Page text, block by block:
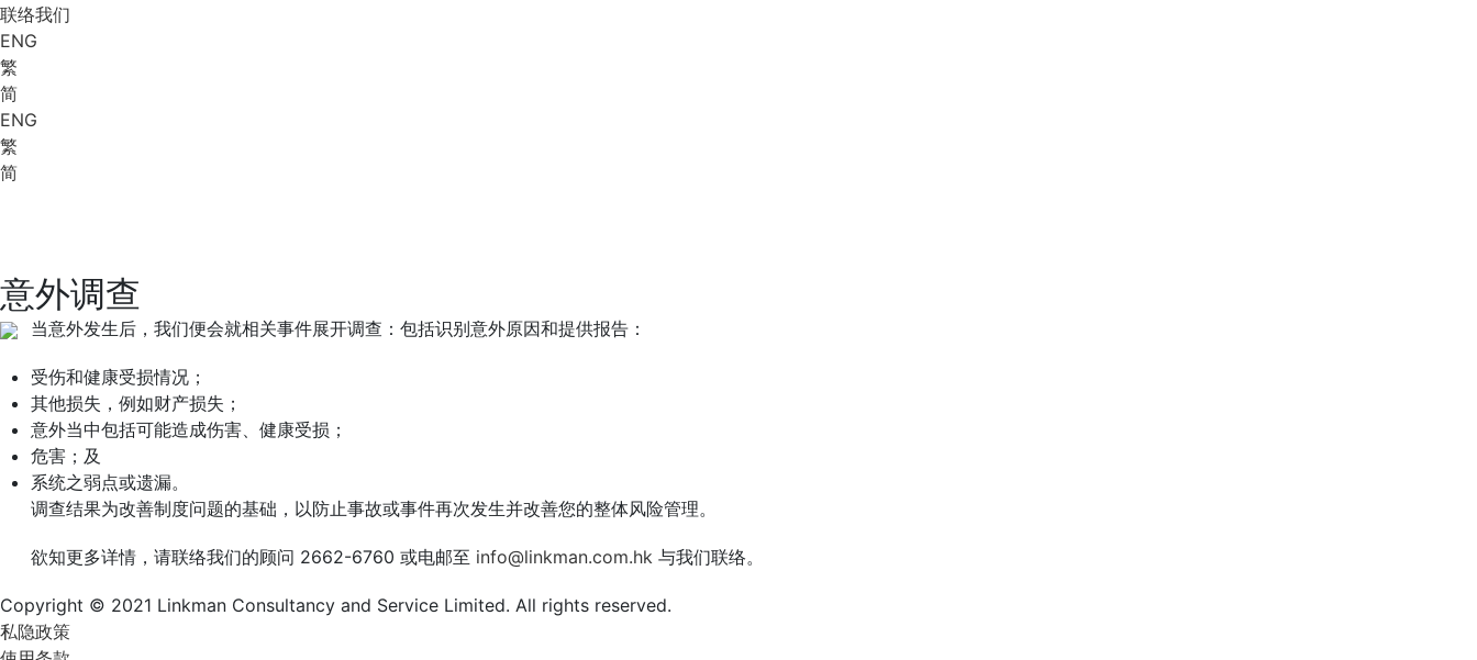
联络我们
ENG
繁
简
ENG
繁
简
意外调查
当意外发生后，我们便会就相关事件展开调查：包括识别意外原因和提供报告：
受伤和健康受损情况；
其他损失，例如财产损失；
意外当中包括可能造成伤害、健康受损；
危害；及
系统之弱点或遗漏。
调查结果为改善制度问题的基础，以防止事故或事件再次发生并改善您的整体风险管理。
欲知更多详情，请联络我们的顾问 2662-6760 或电邮至 info@linkman.com.hk 与我们联络。
Copyright © 2021 Linkman Consultancy and Service Limited. All rights reserved.
私隐政策